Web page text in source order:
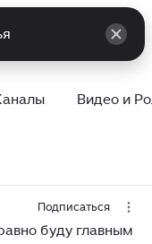
Видео и
Подписаться
буду главным